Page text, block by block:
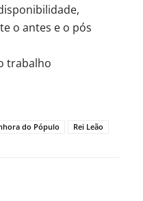
o antes e o pós
trabalho
do Pópulo Rei Leão